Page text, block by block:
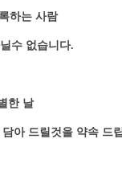
하는 사람
수 없습니다.
한 날
아 드릴것을 약속 드